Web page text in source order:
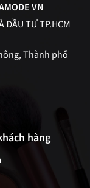
VN
ĐẦU TƯ TP.HCM
Thành phố
hàng